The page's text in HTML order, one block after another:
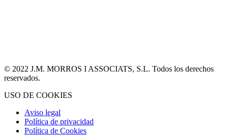
© 2022 J.M. MORROS I ASSOCIATS, S.L. Todos los derechos
reservados.
USO DE COOKIES
Aviso legal
Política de privacidad
Política de Cookies